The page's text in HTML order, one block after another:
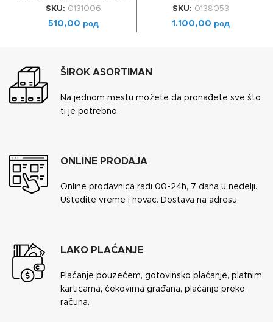
SKU: 0131006
510,00 рсд
SKU: 0138053
1.100,00 рсд
ŠIROK ASORTIMAN
Na jednom mestu možete da pronađete sve što
ti je potrebno.
ONLINE PRODAJA
Online prodavnica radi 00-24h, 7 dana u nedelji.
Uštedite vreme i novac. Dostava na adresu.
LAKO PLAĆANJE
Plaćanje pouzećem, gotovinsko plaćanje, platnim
karticama, čekovima građana, plaćanje preko
računa.